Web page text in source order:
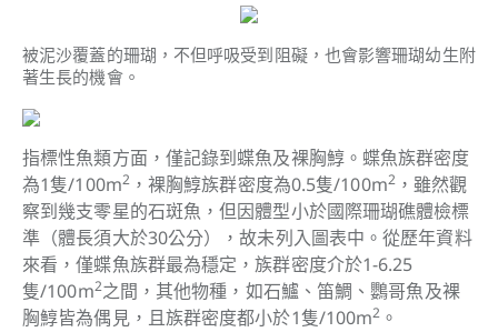
被泥沙覆蓋的珊瑚，不但呼吸受到阻礙，也會影響珊瑚幼生附
著生長的機會。
指標性魚類方面，僅記錄到蝶魚及裸胸鯙。蝶魚族群密度
為1隻/100m2，裸胸鯙族群密度為0.5隻/100m2，雖然觀
察到幾支零星的石斑魚，但因體型小於國際珊瑚礁體檢標
準（體長須大於30公分），故未列入圖表中。從歷年資料
來看，僅蝶魚族群最為穩定，族群密度介於1-6.25
隻/100m2之間，其他物種，如石鱸、笛鯛、鸚哥魚及裸
胸鯙皆為偶見，且族群密度都小於1隻/100m2 。